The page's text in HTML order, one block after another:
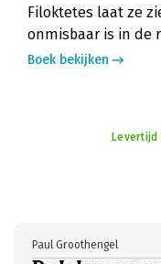
Filoktetes laat ze
onmisbaar is in de
Boek bekijken
Paul Groothengel